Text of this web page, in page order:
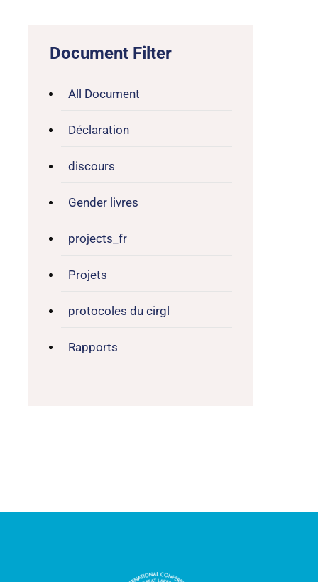
Document Filter
All Document
Déclaration
discours
Gender livres
projects_fr
Projets
protocoles du cirgl
Rapports